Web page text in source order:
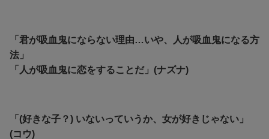
「君が吸血鬼にならない理由…いや、人が吸血鬼になる方
法」
「人が吸血鬼に恋をすることだ」(ナズナ)
「(好きな子？) いないっていうか、女が好きじゃない」
(コウ)